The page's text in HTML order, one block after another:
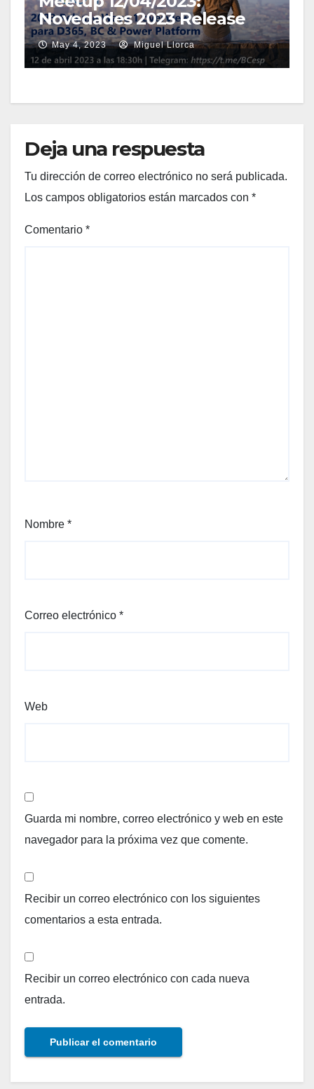
Novedades 2023 Release
Wave 1 para Dynamics 365
Business Central
May 4, 2023 Miguel Llorca
Deja una respuesta
Tu dirección de correo electrónico no será publicada.
Los campos obligatorios están marcados con *
Comentario *
Nombre *
Correo electrónico *
Web
Guarda mi nombre, correo electrónico y web en este
navegador para la próxima vez que comente.
Recibir un correo electrónico con los siguientes
comentarios a esta entrada.
Recibir un correo electrónico con cada nueva
entrada.